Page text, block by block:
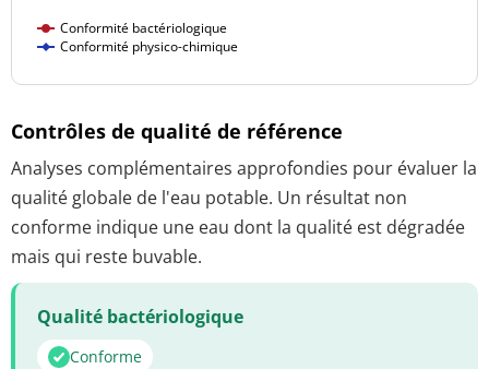
Conformité bactériologique
Conformité physico-chimique
Contrôles de qualité de référence
Analyses complémentaires approfondies pour évaluer la
qualité globale de l'eau potable. Un résultat non
conforme indique une eau dont la qualité est dégradée
mais qui reste buvable.
Qualité bactériologique
Conforme